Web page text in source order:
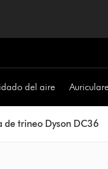
del aire
de trineo Dyson DC36